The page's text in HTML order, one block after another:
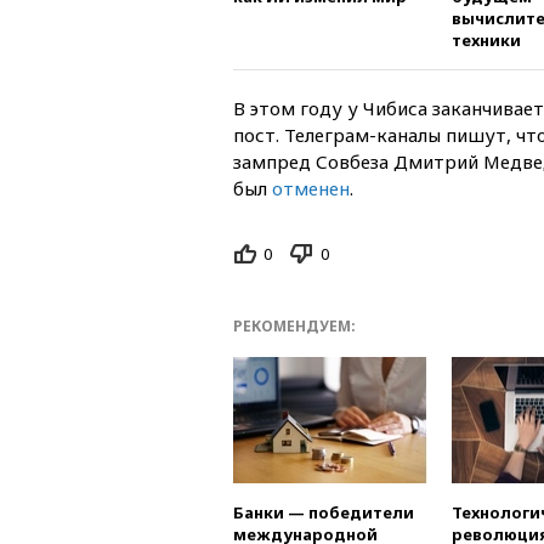
техники
В этом году у Чибиса
пост. Телеграм-каналы пишут,
зампред Совбеза Дмитрий
был отменен.
0 0
РЕКОМЕНДУЕМ:
Банки — победители
международной